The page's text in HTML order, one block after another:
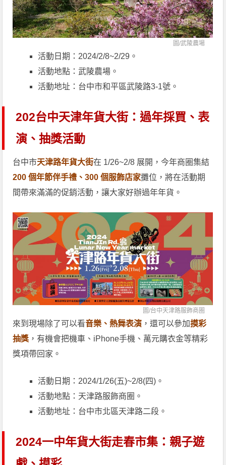
圖/武陵農場
活動日期：2024/2/8~2/29。
活動地點：武陵農場。
活動地址：台中市和平區武陵路3-1號。
202台中天津年貨大街：過年採買、表
演、抽獎活動
台中市天津路年貨大街在 1/26~2/8 展開，今年商圈集結
200 個年節伴手禮、300 個服飾店家攤位，將在活動期
間帶來滿滿的促銷活動，讓大家好辦過年年貨。
圖/台中天津路服飾商圈
來到現場除了可以看音樂、熱舞表演 ，還可以參加摸彩
抽獎 ，有機會把機車、iPhone手機、萬元購衣金等精彩
獎項帶回家。
活動日期：2024/1/26(五)~2/8(四)。
活動地點：天津路服飾商圈。
活動地址：台中市北區天津路二段。
2024一中年貨大街走春市集：親子遊